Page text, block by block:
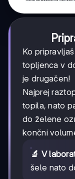
Ko
topljenca v
je drugačen!
Najprej
topila, nato
do želene
končni
🔬 V
šele nato